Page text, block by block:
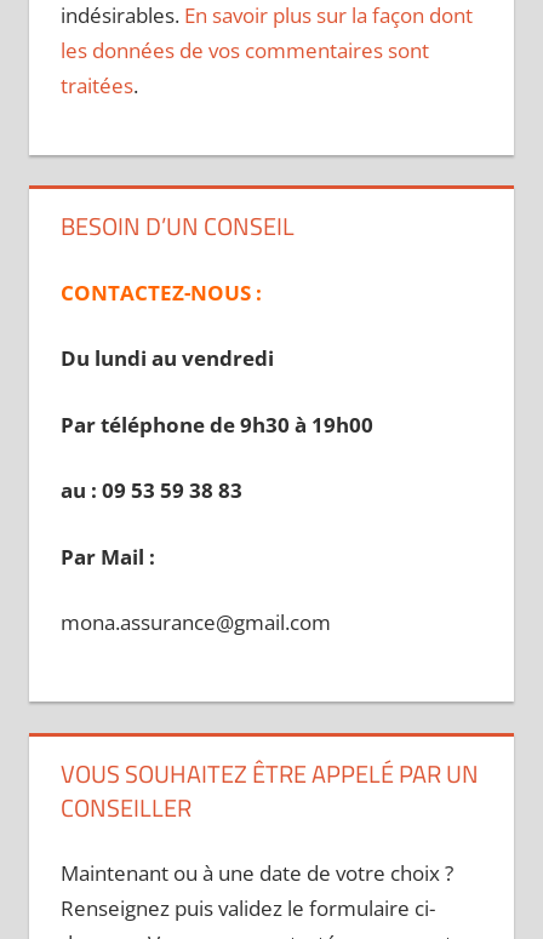
indésirables. En savoir plus sur la façon dont
les données de vos commentaires sont
traitées.
BESOIN D’UN CONSEIL
CONTACTEZ-NOUS :
Du lundi au vendredi
Par téléphone de 9h30 à 19h00
au : 09 53 59 38 83
Par Mail :
mona.assurance@gmail.com
VOUS SOUHAITEZ ÊTRE APPELÉ PAR UN
CONSEILLER
Maintenant ou à une date de votre choix ?
Renseignez puis validez le formulaire ci-